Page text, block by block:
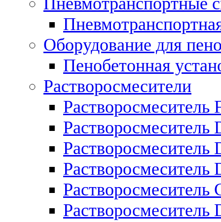
Оборудование для
Пенобетонная
Растворосмесители
Растворосмеситель
Растворосмеситель
Растворосмеситель
Растворосмеситель
Растворосмеситель
Растворосмеситель